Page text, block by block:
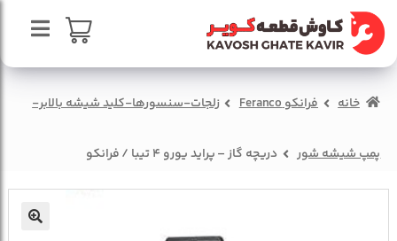
پرش
به
ناوبری
پرش
به
محتوا
صفحه اصلی
سبد خرید
تماس با ما
خانه فرانکو Feranco زلجات-سنسورها-کلید شیشه بالابر-
پمپ شیشه شور دریچه گاز – پراید یورو 4 تیبا / فرانکو